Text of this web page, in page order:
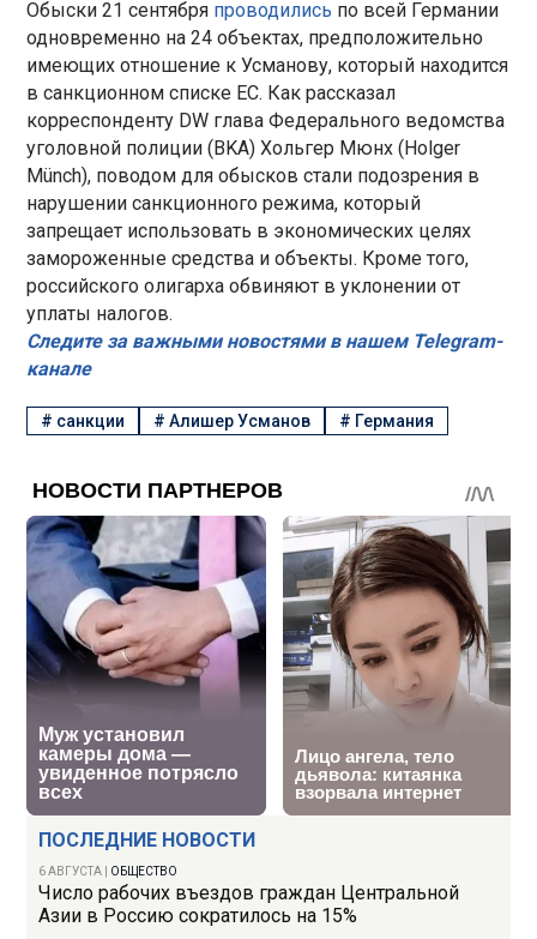
ПОСЛЕДНИЕ НОВОСТИ
6 АВГУСТА ОБЩЕСТВО
Число рабочих въездов граждан Центральной
Азии в Россию сократилось на 15%
Обыски 21 сентября проводились по всей Германии
одновременно на 24 объектах, предположительно
имеющих отношение к Усманову, который находится
в санкционном списке ЕС. Как рассказал
корреспонденту DW глава Федерального ведомства
уголовной полиции (BKA) Хольгер Мюнх (Holger
Münch), поводом для обысков стали подозрения в
нарушении санкционного режима, который
запрещает использовать в экономических целях
замороженные средства и объекты. Кроме того,
российского олигарха обвиняют в уклонении от
уплаты налогов.
Следите за важными новостями в нашем Telegram-
канале
# санкции #Алишер Усманов # Германия